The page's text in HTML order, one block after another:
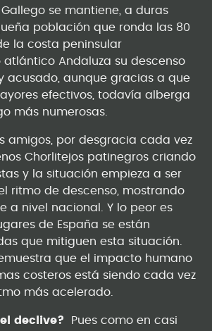
se mantiene, a duras
población que ronda las 80
la costa peninsular
Andaluza su descenso
acusado, aunque gracias a que
efectivos, todavía alberga
más numerosas.
amigos, por desgracia cada vez
Chorlitejos patinegros criando
y la situación empieza a ser
ritmo de descenso, mostrando
a nivel nacional. Y lo peor es
de España se están
que mitiguen esta situación.
que el impacto humano
costeros está siendo cada vez
más acelerado.
declive? Pues como en casi